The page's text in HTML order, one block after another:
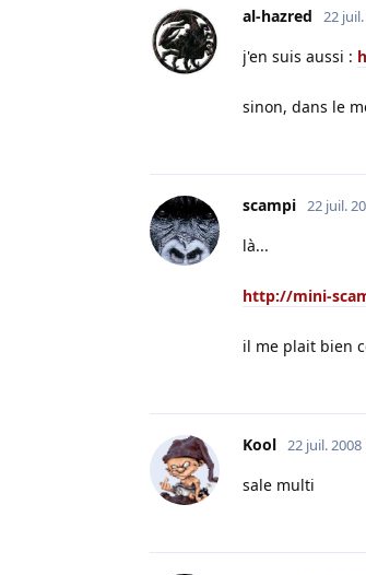
al-hazred 22
j'en suis aussi :
sinon, dans le
scampi 22 juil.
là...
http://mini-
il me plait bien
Kool 22 juil. 2008
sale multi